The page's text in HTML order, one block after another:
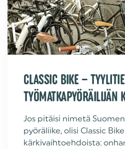
CLASSIC BIKE –
TYÖMATKAPYÖRÄILIJÄN
Jos pitäisi nimetä
pyöräliike, olisi Classic
kärkivaihtoehdoista: